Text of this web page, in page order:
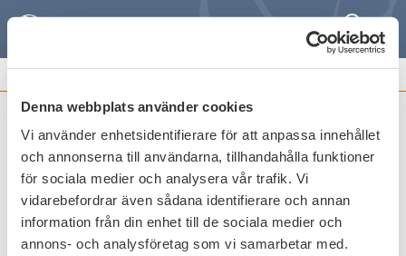
Denna webbplats använder cookies
Vi använder enhetsidentifierare för att anpassa innehållet
och annonserna till användarna, tillhandahålla funktioner
för sociala medier och analysera vår trafik. Vi
vidarebefordrar även sådana identifierare och annan
information från din enhet till de sociala medier och
annons- och analysföretag som vi samarbetar med.
SökMeny
FRAMSTÄLLNINGAR
Riksbankens förslag till nya föreskrifter
om kontantförsörjning respektive
räntekostnadsersättning
Publicerat den30 januari 2023